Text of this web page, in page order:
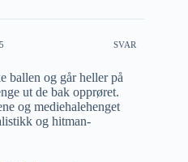
SVAR
ballen og går heller på
ut de bak opprøret.
og mediehalehenget
og hitman-